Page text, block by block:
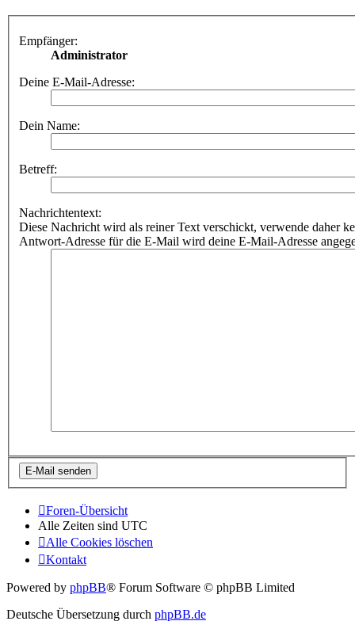
Empfänger:
Administrator
Deine E-Mail-Adresse:
Dein Name:
Betreff:
Nachrichtentext:
Diese Nachricht wird als reiner Text verschickt, verwende daher
Antwort-Adresse für die E-Mail wird deine E-Mail-Adresse
Foren-Übersicht
Alle Zeiten sind UTC
Alle Cookies löschen
Kontakt
Powered by phpBB® Forum Software © phpBB Limited
Deutsche Übersetzung durch phpBB.de